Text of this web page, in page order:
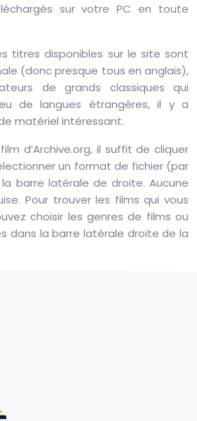
sur votre PC en toute
titres disponibles sur le site sont
(donc presque tous en anglais),
de grands classiques qui
de langues étrangères, il y a
matériel intéressant.
d’Archive.org, il suffit de cliquer
un format de fichier (par
barre latérale de droite. Aucune
Pour trouver les films qui vous
choisir les genres de films ou
dans la barre latérale droite de la